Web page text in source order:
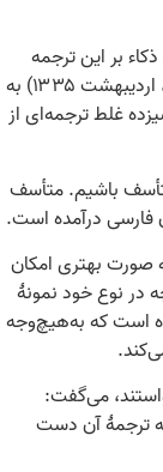
بر این ترجمه
(سال هفتم، شمارهٔ دوم، اردیبهشت ۱۳۳۵) به
غلط ترجمه‌ای از
باشیم. متأسف
فارسی درآمده است.
صورت بهتری امکان
در نوع خود نمونهٔ
است که به‌هیچ‌وجه
می‌گفت:
به ترجمهٔ آن دست